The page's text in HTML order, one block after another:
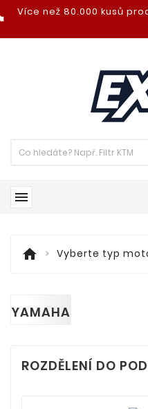
Více než 80.000 kusů

home Vyberte typ
YAMAHA
ROZDĚLENÍ DO